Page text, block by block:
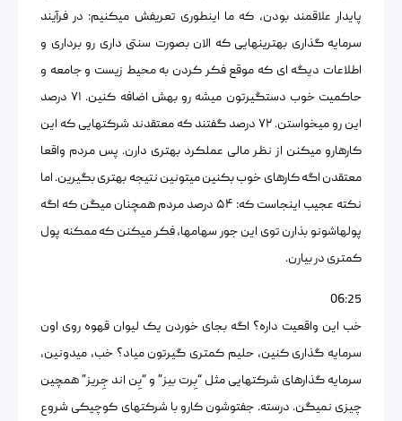
پایدار علاقمند بودن، که ما اینطوری تعریفش میکنیم: در فرآیند
سرمایه گذاری بهترینهایی که الان بصورت سنتی داری رو برداری و
اطلاعات دیگه ای که موقع فکر کردن به محیط زیست و جامعه و
حاکمیت خوب دستگیرتون میشه رو بهش اضافه کنین. ۷۱ درصد
این رو میخواستن. ۷۲ درصد گفتند که معتقدند شرکتهایی که این
کارهارو میکنن از نظر مالی عملکرد بهتری دارن. پس مردم واقعا
معتقدن اگه کارهای خوب بکنین میتونین نتیجه بهتری بگیرین. اما
نکته عجیب اینجاست که: ۵۴ درصد مردم همچنان میگن که اگه
پولهاشونو بذارن توی این جور سهامها، فکر میکنن که ممکنه پول
کمتری در بیارن.
06:25
خب این واقعیت داره؟ اگه بجای خوردن یک لیوان قهوه روی اون
سرمایه گذاری کنین، حلیم کمتری گیرتون میاد؟ خب، میدونین،
سرمایه گذارهای شرکتهایی مثل “بِرت بیز” و “بِن اند جِریز” همچین
چیزی نمیگن. درسته. جفتوشون کارو با شرکتهای کوچیکی شروع